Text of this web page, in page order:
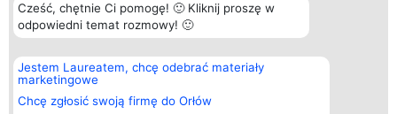
Cześć, chętnie Ci pomogę! 🙂 Kliknij proszę w
odpowiedni temat rozmowy! 🙂
Jestem Laureatem, chcę odebrać materiały
marketingowe
Chcę zgłosić swoją firmę do Orłów
Organizator plebiscytu
Bright Side Solutions sp. z o.
o. sp. k.
ul. Ruska 22
Wrocław 50-079
Plebiscyt
Laureaci
wszystkich
Laureatów
Kontakt
Kontakt